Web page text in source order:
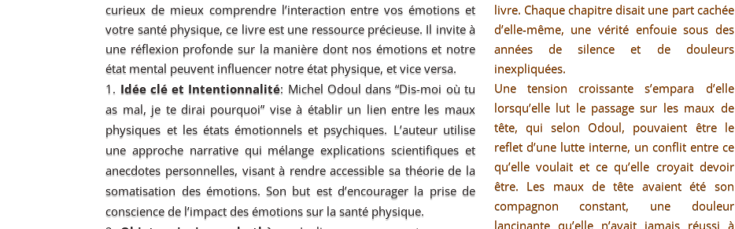
curieux de mieux comprendre l’interaction entre vos émotions et
votre santé physique, ce livre est une ressource précieuse. Il invite à
une réflexion profonde sur la manière dont nos émotions et notre
état mental peuvent influencer notre état physique, et vice versa.
Idée clé et Intentionnalité: Michel Odoul dans “Dis-moi où tu
as mal, je te dirai pourquoi” vise à établir un lien entre les maux
physiques et les états émotionnels et psychiques. L’auteur utilise
une approche narrative qui mélange explications scientifiques et
anecdotes personnelles, visant à rendre accessible sa théorie de la
somatisation des émotions. Son but est d’encourager la prise de
conscience de l’impact des émotions sur la santé physique.
livre. Chaque chapitre disait une part cachée
d’elle-même, une vérité enfouie sous des
années de silence et de douleurs
inexpliquées.
Une tension croissante s’empara d’elle
lorsqu’elle lut le passage sur les maux de
tête, qui selon Odoul, pouvaient être le
reflet d’une lutte interne, un conflit entre ce
qu’elle voulait et ce qu’elle croyait devoir
être. Les maux de tête avaient été son
compagnon constant, une douleur
lancinante qu’elle n’avait jamais réussi à